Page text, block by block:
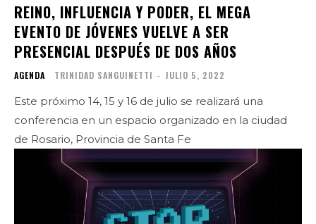
REINO, INFLUENCIA Y PODER, EL MEGA
EVENTO DE JÓVENES VUELVE A SER
PRESENCIAL DESPUÉS DE DOS AÑOS
AGENDA TRINIDAD SANGUINETTI - JULIO 5, 2022
Este próximo 14, 15 y 16 de julio se realizará una
conferencia en un espacio organizado en la ciudad
de Rosario, Provincia de Santa Fe